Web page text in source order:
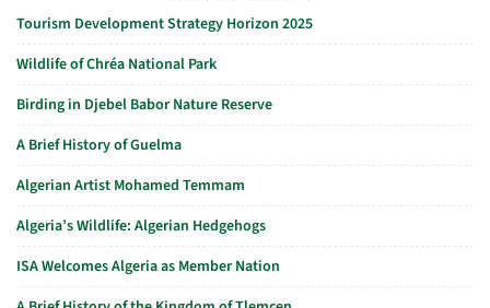
Tourism Development Strategy Horizon 2025
Wildlife of Chréa National Park
Birding in Djebel Babor Nature Reserve
A Brief History of Guelma
Algerian Artist Mohamed Temmam
Algeria’s Wildlife: Algerian Hedgehogs
ISA Welcomes Algeria as Member Nation